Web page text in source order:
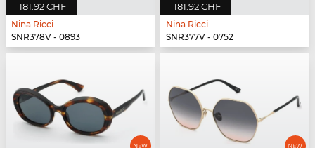
181.92 CHF
Nina Ricci
SNR378V - 0893
181.92 CHF
Nina Ricci
SNR377V - 0752